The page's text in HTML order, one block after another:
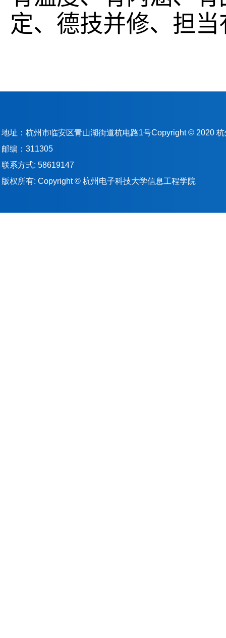
定、德技并修、担
地址：杭州市临安区青山湖街道杭电路1号Copyright © 2020
邮编：311305
联系方式: 58619147
版权所有: Copyright © 杭州电子科技大学信息工程学院